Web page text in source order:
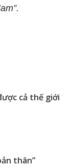
cả thế giới
thân”